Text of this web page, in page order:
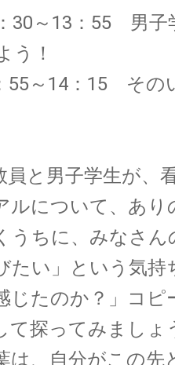
30～13：55 男子
う！
15 そのいい
員と男子学生が、
ルについて、あり
うちに、みなさん
たい」という気持
じたのか？」コピ
て探ってみましょ
は、自分がこの先